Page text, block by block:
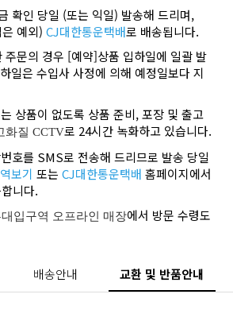
확인 당일 (또는 익일) 발송해 드리며,
은 예외)CJ대한통운택배로 배송됩니다.
문의 경우 [예약]상품 입하일에 일괄 발
일은 수입사 사정에 의해 예정일보다 지
상품이 없도록 상품 준비, 포장 및 출고
화질 CCTV로 24시간 녹화하고 있습니다.
호를 SMS로 전송해 드리므로 발송 당일
보기 또는CJ대한통운택배 홈페이지에서
니다.
대입구역 오프라인 매장에서 방문 수령도
배송안내 교환 및 반품안내